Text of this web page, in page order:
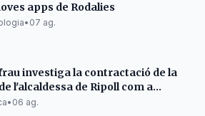
apps de Rodalies
• 07 ag.
investiga la contractació de la
l'alcaldessa de Ripoll com a
• 06 ag.